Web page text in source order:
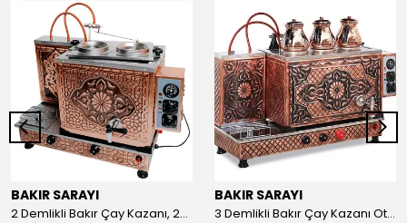
BAKIR SARAYI
2 Demlikli Bakır Çay Kazanı, 25 Litre
BAKIR SARAYI
3 Demlikli Bakır Çay Kazanı Otomatik, 30 Litre